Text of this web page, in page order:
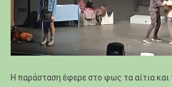
Η παράσταση έφερε στο φως τα αίτια και